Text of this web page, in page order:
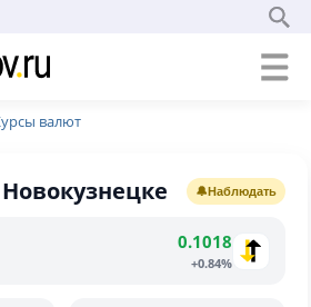
валют
🔔Наблюдать
0.1018
+0.84%